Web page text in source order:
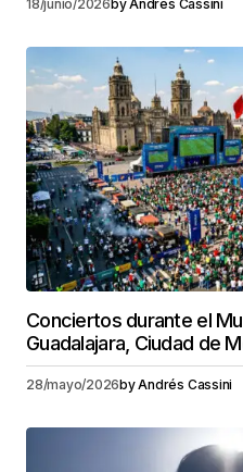
18/junio/2026byAndrés Cassini
Conciertos durante el
Guadalajara, Ciudad de
28/mayo/2026byAndrés Cassini